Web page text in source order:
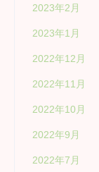
2023年2月
2023年1月
2022年12月
2022年11月
2022年10月
2022年9月
2022年7月